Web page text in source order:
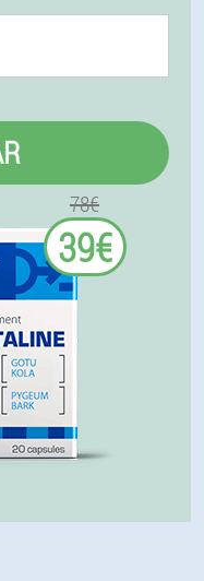
78€
39€